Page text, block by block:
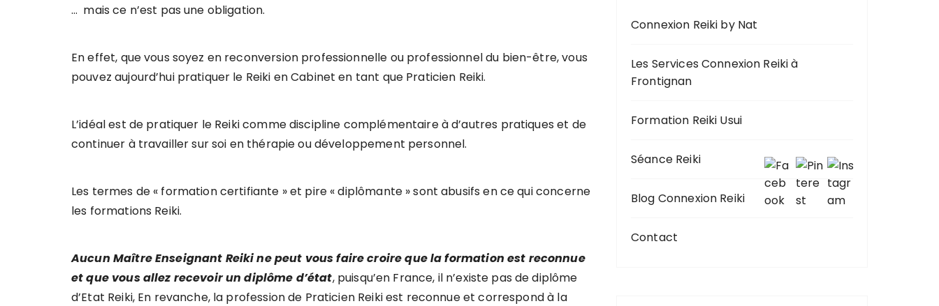
… mais ce n’est pas une obligation.
En effet, que vous soyez en reconversion professionnelle ou professionnel du bien-être, vous
pouvez aujourd’hui pratiquer le Reiki en Cabinet en tant que Praticien Reiki.
L’idéal est de pratiquer le Reiki comme discipline complémentaire à d’autres pratiques et de
continuer à travailler sur soi en thérapie ou développement personnel.
Les termes de « formation certifiante » et pire « diplômante » sont abusifs en ce qui concerne
les formations Reiki.
Aucun Maître Enseignant Reiki ne peut vous faire croire que la formation est reconnue
et que vous allez recevoir un diplôme d’état, puisqu’en France, il n’existe pas de diplôme
d’Etat Reiki, En revanche, la profession de Praticien Reiki est reconnue et correspond à la
Connexion Reiki by Nat
Les Services Connexion Reiki à
Frontignan
Formation Reiki Usui
Séance Reiki
Blog Connexion Reiki
Contact